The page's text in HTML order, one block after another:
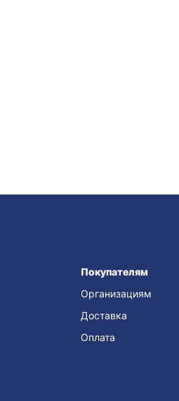
Покупателям
Организациям
Доставка
Оплата